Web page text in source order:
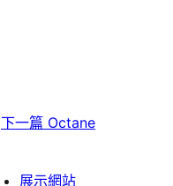
下一篇 Octane
展示網站